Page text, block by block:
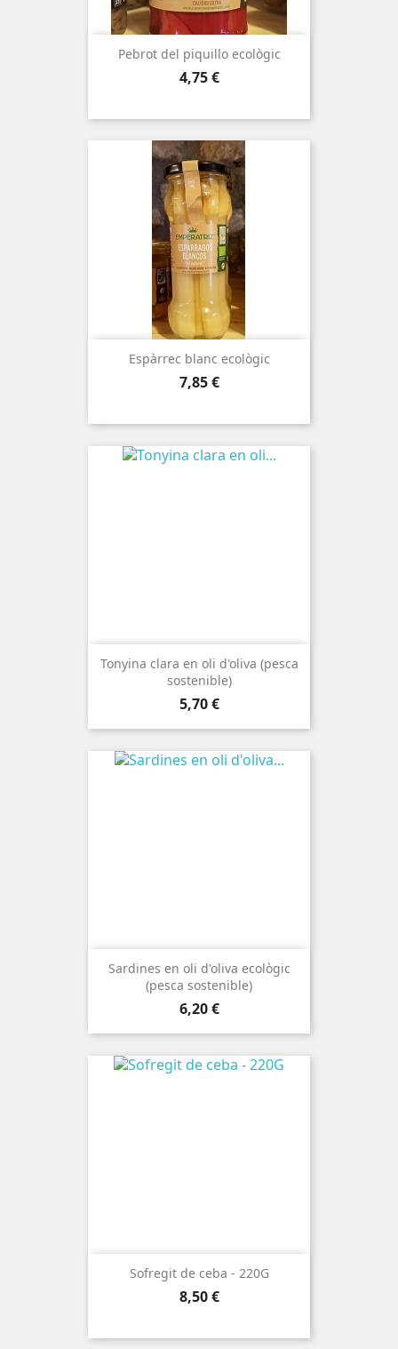
Pebrot del piquillo ecològic
Preu
4,75 €
Espàrrec blanc ecològic
Preu
7,85 €
Tonyina clara en oli d'oliva (pesca
sostenible)
Preu
5,70 €
Sardines en oli d'oliva ecològic
(pesca sostenible)
Preu
6,20 €
Sofregit de ceba - 220G
Preu
8,50 €